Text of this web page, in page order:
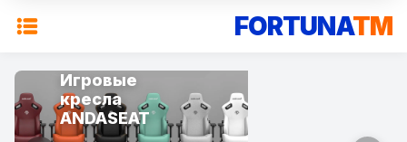
FORTUNATM
Игровые
кресла
ANDASEAT